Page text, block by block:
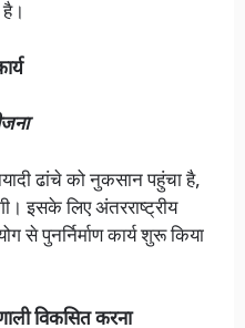
है।
ढांचे को नुकसान पहुंचा है,
इसके लिए अंतरराष्ट्रीय
से पुनर्निर्माण कार्य शुरू किया
विकसित करना